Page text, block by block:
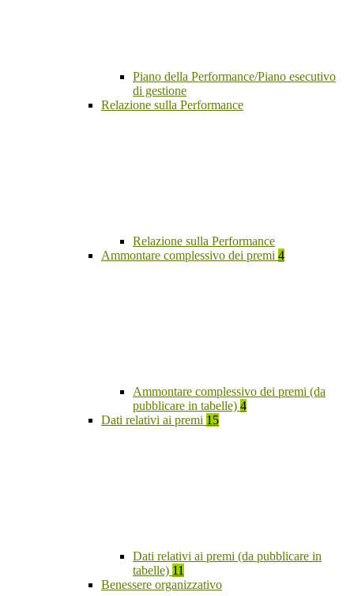
Piano della Performance/Piano esecutivo
di gestione
Relazione sulla Performance
Relazione sulla Performance
Ammontare complessivo dei premi 4
Ammontare complessivo dei premi (da
pubblicare in tabelle) 4
Dati relativi ai premi 15
Dati relativi ai premi (da pubblicare in
tabelle) 11
Benessere organizzativo